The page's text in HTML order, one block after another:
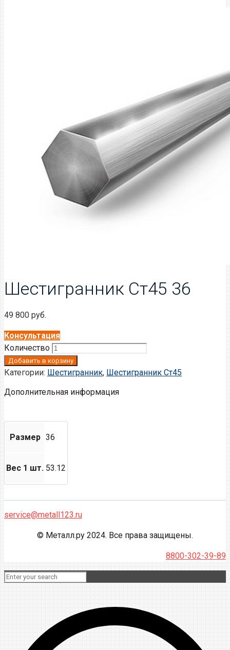
Шестигранник Ст45 36
49 800 руб.
Консультация
Количество
Добавить в корзину
Категории: Шестигранник, Шестигранник Ст45
Дополнительная информация
Размер 36
Вес 1 шт. 53.12
service@metall123.ru
© Металл.ру 2024. Все права защищены.
8800-302-39-89